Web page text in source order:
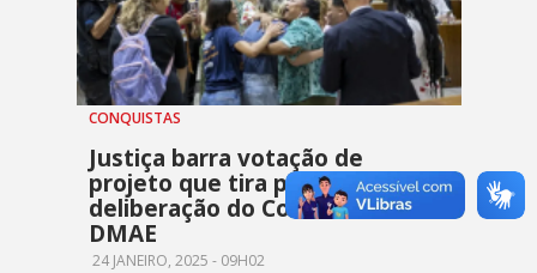
CONQUISTAS
Justiça barra votação de
projeto que tira poder de
deliberação do Conselho do
DMAE
24 JANEIRO, 2025 - 09H02